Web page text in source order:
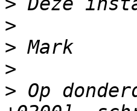
>
>
>
> Op